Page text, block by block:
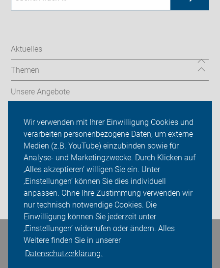
Wir verwenden mit Ihrer Einwilligung Cookies und
verarbeiten personenbezogene Daten, um externe
Medien (z.B. YouTube) einzubinden sowie für
Analyse- und Marketingzwecke. Durch Klicken auf
‚Alles akzeptieren‘ willigen Sie ein. Unter
‚Einstellungen‘ können Sie dies individuell
anpassen. Ohne Ihre Zustimmung verwenden wir
nur technisch notwendige Cookies. Die
Einwilligung können Sie jederzeit unter
‚Einstellungen‘ widerrufen oder ändern. Alles
Weitere finden Sie in unserer
Datenschutzerklärung.
Aktuelles
Themen
Unsere Angebote
ADFC Münsterland
Sei dabei
Presse
Login
Bleiben Sie in Kontakt